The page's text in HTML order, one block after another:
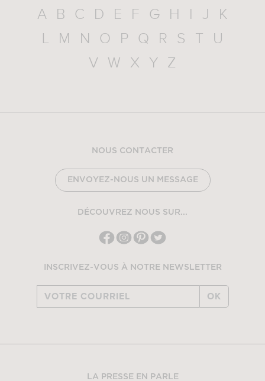
A B C D E F G H I J
K
L
M N O P Q R S T
U
V
W X Y Z
NOUS CONTACTER
ENVOYEZ-NOUS UN MESSAGE
DÉCOUVREZ NOUS SUR...
INSCRIVEZ-VOUS À NOTRE NEWSLETTER
OK
LA PRESSE EN PARLE